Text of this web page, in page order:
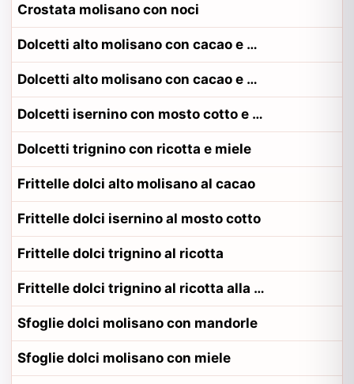
Crostata molisano con noci
Dolcetti alto molisano con cacao e miele
Dolcetti alto molisano con cacao e miele alla contadina alto molisano
Dolcetti isernino con mosto cotto e miele
Dolcetti trignino con ricotta e miele
Frittelle dolci alto molisano al cacao
Frittelle dolci isernino al mosto cotto
Frittelle dolci trignino al ricotta
Frittelle dolci trignino al ricotta alla contadina trignino
Sfoglie dolci molisano con mandorle
Sfoglie dolci molisano con miele